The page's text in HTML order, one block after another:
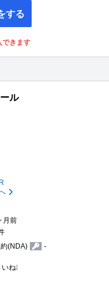
する
できます
ル
月前
(NDA) -
ね❕️